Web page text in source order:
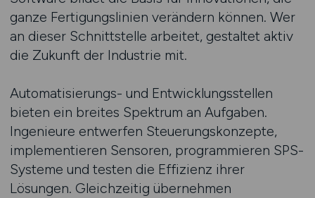
ganze Fertigungslinien verändern können. Wer
an dieser Schnittstelle arbeitet, gestaltet aktiv
die Zukunft der Industrie mit.
Automatisierungs- und Entwicklungsstellen
bieten ein breites Spektrum an Aufgaben.
Ingenieure entwerfen Steuerungskonzepte,
implementieren Sensoren, programmieren SPS-
Systeme und testen die Effizienz ihrer
Lösungen. Gleichzeitig übernehmen